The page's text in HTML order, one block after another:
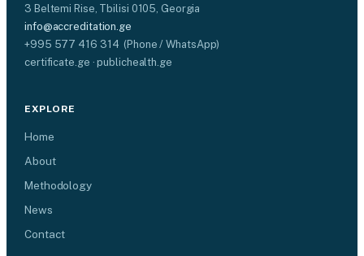
3 Beltemi Rise, Tbilisi 0105, Georgia
info@accreditation.ge
+995 577 416 314 (Phone / WhatsApp)
certificate.ge · publichealth.ge
EXPLORE
Home
About
Methodology
News
Contact